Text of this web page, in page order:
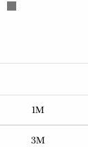
1M
3M